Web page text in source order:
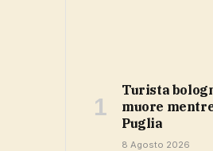
Turista bolognese 19enne
muore
Puglia
8 Agosto 2026